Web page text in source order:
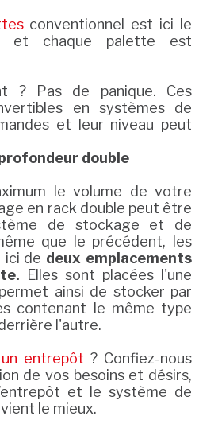
conventionnel est ici le
et chaque palette est
? Pas de panique. Ces
en systèmes de
et leur niveau peut
double
le volume de votre
en rack double peut être
de stockage et de
que le précédent, les
ici de deux emplacements
Elles sont placées l'une
ainsi de stocker par
contenant le même type
l'autre.
un entrepôt ? Confiez-nous
de vos besoins et désirs,
et le système de
le mieux.